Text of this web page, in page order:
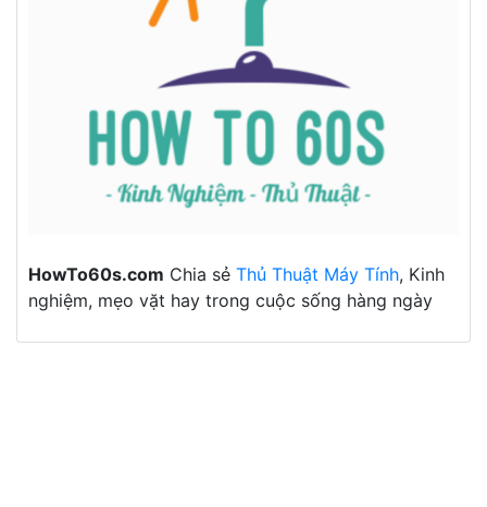
HowTo60s.com Chia sẻ Thủ Thuật Máy Tính, Kinh
nghiệm, mẹo vặt hay trong cuộc sống hàng ngày